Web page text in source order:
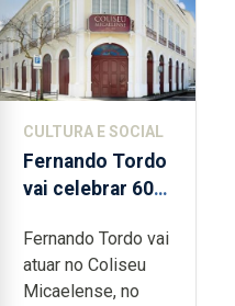
CULTURA E SOCIAL
Fernando Tordo
vai celebrar 60
no Coliseu
Micaelense
Fernando Tordo vai
atuar no Coliseu
Micaelense, no